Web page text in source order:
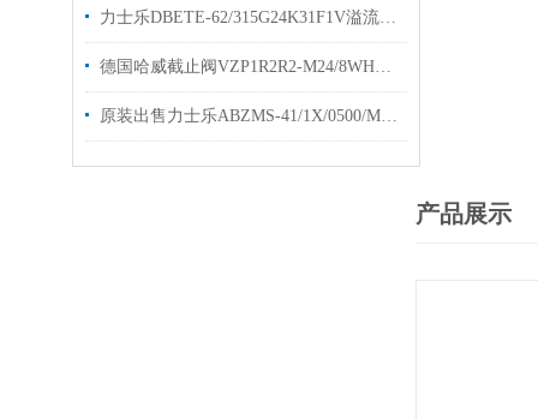
力士乐DBETE-62/315G24K31F1V溢流阀技术参数
德国哈威截止阀VZP1R2R2-M24/8WHAWE换向阀
原装出售力士乐ABZMS-41/1X/0500/M2液位开关
产品展示